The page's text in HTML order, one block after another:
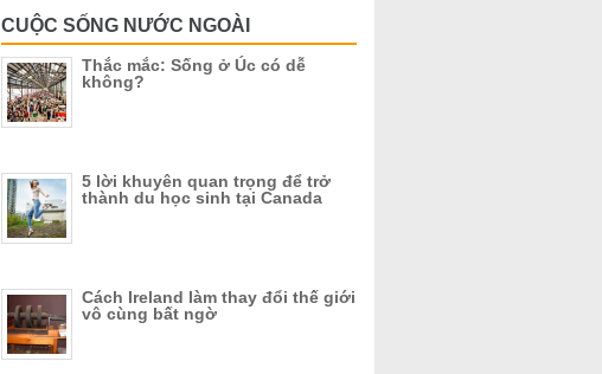
CUỘC SỐNG NƯỚC NGOÀI
Thắc mắc: Sống ở Úc có dễ
không?
5 lời khuyên quan trọng để trở
thành du học sinh tại Canada
Cách Ireland làm thay đổi thế giới
vô cùng bất ngờ